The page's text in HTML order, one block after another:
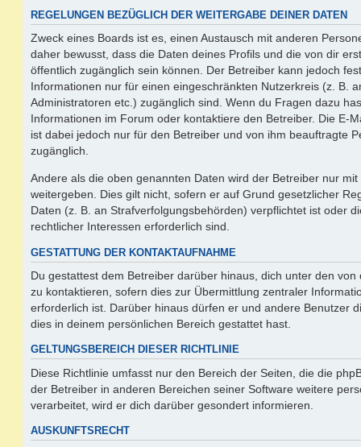
REGELUNGEN BEZÜGLICH DER WEITERGABE DEINER DATEN
Zweck eines Boards ist es, einen Austausch mit anderen
daher bewusst, dass die Daten deines Profils und die von dir
öffentlich zugänglich sein können. Der Betreiber kann jedoch
Informationen nur für einen eingeschränkten Nutzerkreis (z. B.
Administratoren etc.) zugänglich sind. Wenn du Fragen dazu
Informationen im Forum oder kontaktiere den Betreiber. Die E-
ist dabei jedoch nur für den Betreiber und von ihm beauftragte
zugänglich.
Andere als die oben genannten Daten wird der Betreiber nur
weitergeben. Dies gilt nicht, sofern er auf Grund gesetzlicher
Daten (z. B. an Strafverfolgungsbehörden) verpflichtet ist oder
rechtlicher Interessen erforderlich sind.
GESTATTUNG DER KONTAKTAUFNAHME
Du gestattest dem Betreiber darüber hinaus, dich unter den
zu kontaktieren, sofern dies zur Übermittlung zentraler
erforderlich ist. Darüber hinaus dürfen er und andere Benutzer
dies in deinem persönlichen Bereich gestattet hast.
GELTUNGSBEREICH DIESER RICHTLINIE
Diese Richtlinie umfasst nur den Bereich der Seiten, die die
der Betreiber in anderen Bereichen seiner Software weitere
verarbeitet, wird er dich darüber gesondert informieren.
AUSKUNFTSRECHT